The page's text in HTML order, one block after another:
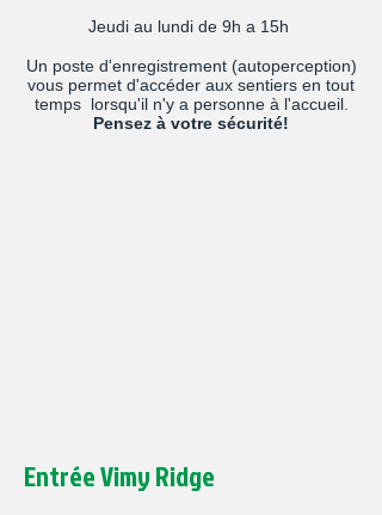
Jeudi au lundi de 9h a 15h
Un poste d'enregistrement (autoperception)
vous permet d'accéder aux sentiers en tout
temps lorsqu'il n'y a personne à l'accueil.
Pensez à votre sécurité!
Entrée Vimy Ridge